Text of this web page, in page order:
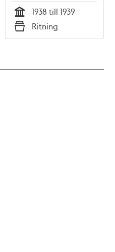
Tid
1938 till 1939
Typ
Ritning